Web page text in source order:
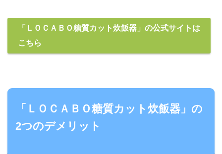
「ＬＯＣＡＢＯ糖質カット炊飯器」の公式サイトは
こちら
「ＬＯＣＡＢＯ糖質カット炊飯器」の
2つのデメリット